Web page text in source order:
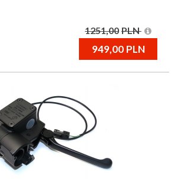
1251,00 PLN
949,00 PLN